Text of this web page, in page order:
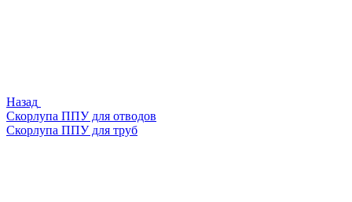
Назад
Скорлупа ППУ для отводов
Скорлупа ППУ для труб